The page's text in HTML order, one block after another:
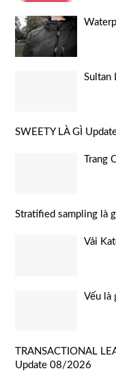
Sultan
SWEETY LÀ GÌ
Trang
Stratified sampling là
Vải
Vếu là
TRANSACTIONAL
Update 08/2026